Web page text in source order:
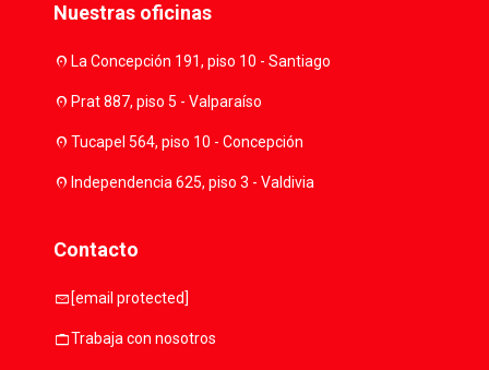
Nuestras oficinas
location_onLa Concepción 191, piso 10 - Santiago
location_onPrat 887, piso 5 - Valparaíso
location_onTucapel 564, piso 10 - Concepción
location_onIndependencia 625, piso 3 - Valdivia
Contacto
mail [email protected]
workTrabaja con nosotros